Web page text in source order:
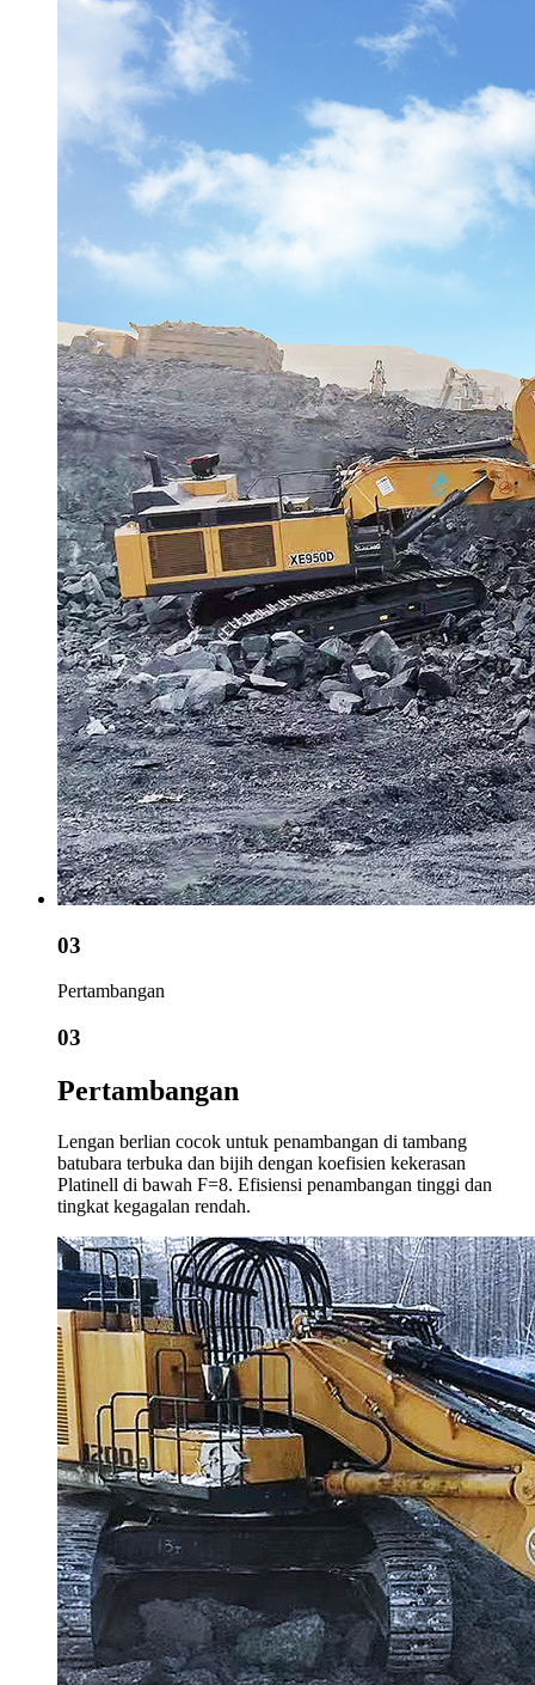
03
Pertambangan
03
Pertambangan
Lengan berlian cocok untuk penambangan di tambang
batubara terbuka dan bijih dengan koefisien kekerasan
Platinell di bawah F=8. Efisiensi penambangan tinggi dan
tingkat kegagalan rendah.